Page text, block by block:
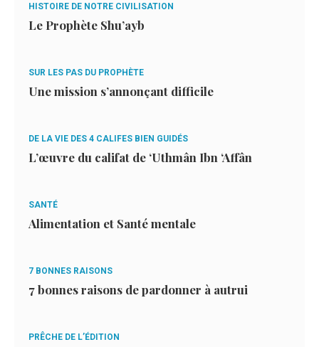
HISTOIRE DE NOTRE CIVILISATION
Le Prophète Shu’ayb
SUR LES PAS DU PROPHÈTE
Une mission s’annonçant difficile
DE LA VIE DES 4 CALIFES BIEN GUIDÉS
L’œuvre du califat de ‘Uthmân Ibn ‘Affân
SANTÉ
Alimentation et Santé mentale
7 BONNES RAISONS
7 bonnes raisons de pardonner à autrui
PRÊCHE DE L’ÉDITION